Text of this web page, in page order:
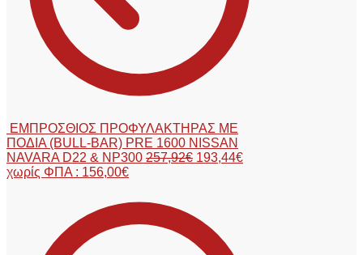
ΕΜΠΡΟΣΘΙΟΣ ΠΡΟΦΥΛΑΚΤΗΡΑΣ ΜΕ
ΠΟΔΙΑ (BULL-BAR) PRE 1600 NISSAN
NAVARA D22 & NP300 257,92€ 193,44€
χωρίς ΦΠΑ : 156,00€